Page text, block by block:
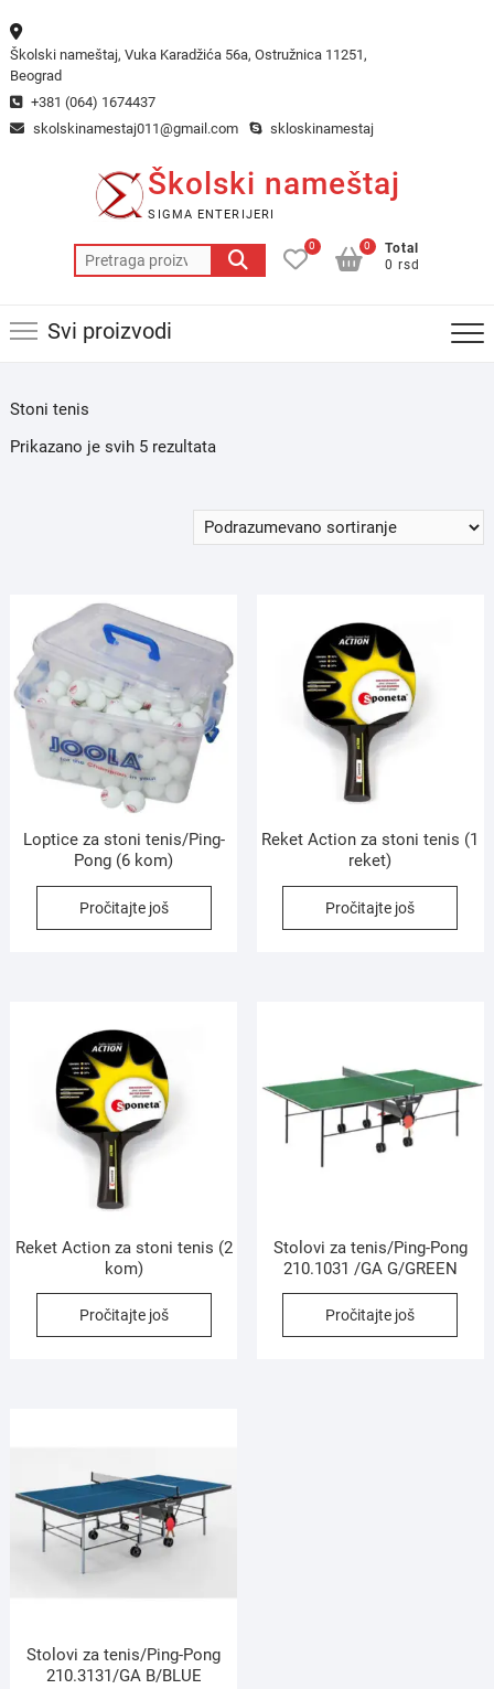
to
content
Školski nameštaj, Vuka Karadžića 56a, Ostružnica 11251,
Beograd
+381 (064) 1674437
skolskinamestaj011@gmail.com
skloskinamestaj
Školski nameštaj
SIGMA ENTERIJERI
Pretraga
za:
0
Total
0 rsd
0
Svi proizvodi
Stoni tenis
Prikazano je svih 5 rezultata
Loptice za stoni tenis/Ping-
Pong (6 kom)
Pročitajte još
Reket Action za stoni tenis (1
reket)
Pročitajte još
Reket Action za stoni tenis (2
kom)
Pročitajte još
Stolovi za tenis/Ping-Pong
210.1031 /GA G/GREEN
Pročitajte još
Stolovi za tenis/Ping-Pong
210.3131/GA B/BLUE